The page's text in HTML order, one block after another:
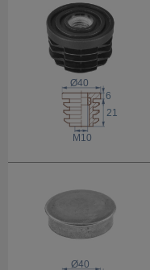
6
21
Ø40
M10
Ø40